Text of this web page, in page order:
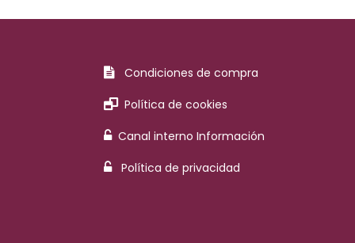
Condiciones de compra
Política de cookies
Canal interno Información
Política de privacidad